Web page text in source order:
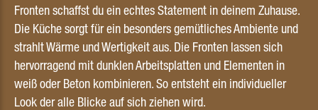
Fronten schaffst du ein echtes Statement in deinem Zuhause.
Die Küche sorgt für ein besonders gemütliches Ambiente und
strahlt Wärme und Wertigkeit aus. Die Fronten lassen sich
hervorragend mit dunklen Arbeitsplatten und Elementen in
weiß oder Beton kombinieren. So entsteht ein individueller
Look der alle Blicke auf sich ziehen wird.